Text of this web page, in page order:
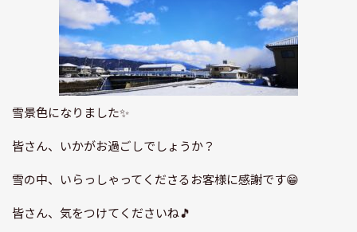
雪景色になりました✨
皆さん、いかがお過ごしでしょうか？
雪の中、いらっしゃってくださるお客様に感謝です😁
皆さん、気をつけてくださいね🎵